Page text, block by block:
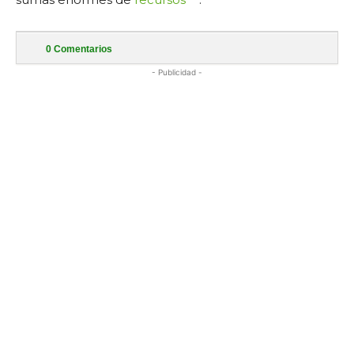
0 Comentarios
- Publicidad -